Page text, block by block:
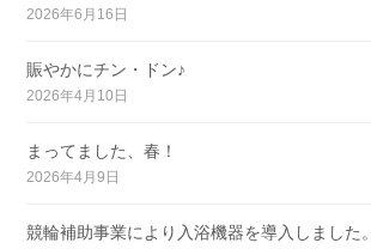
2026年6月16日
賑やかにチン・ドン♪
2026年4月10日
まってました、春！
2026年4月9日
競輪補助事業により入浴機器を導入しました。